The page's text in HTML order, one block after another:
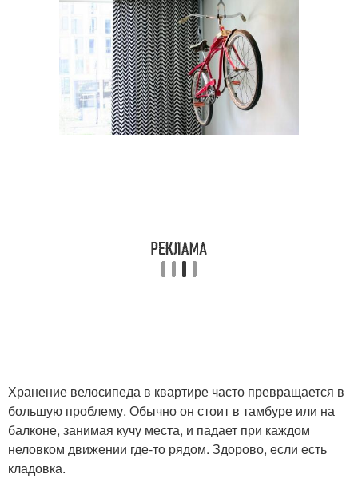
Хранение велосипеда в квартире часто превращается в
большую проблему. Обычно он стоит в тамбуре или на
балконе, занимая кучу места, и падает при каждом
неловком движении где-то рядом. Здорово, если есть
кладовка.